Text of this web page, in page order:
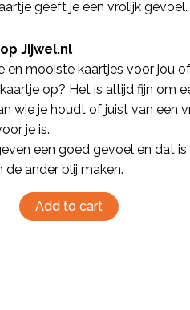
geeft je een vrolijk gevoel.
Jijwel.nl
en mooiste kaartjes voor jou
op? Het is altijd fijn om
wie je houdt of juist van een
je is.
een goed gevoel en dat
de ander blij maken.
Add to cart